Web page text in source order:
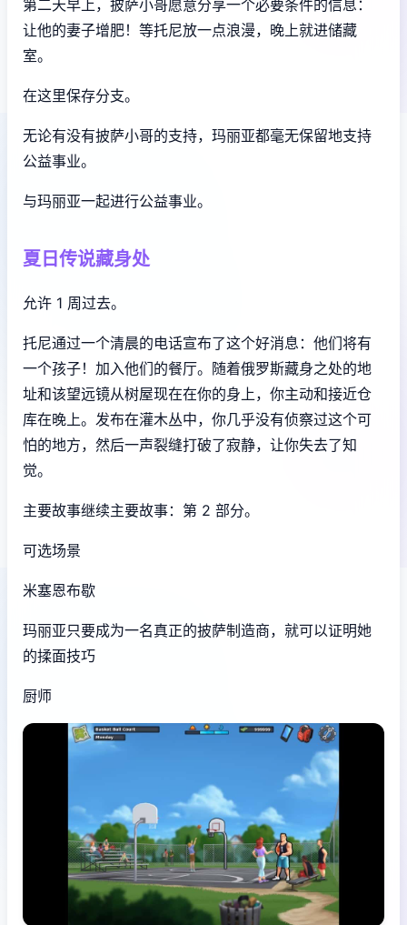
第二天早上，披萨小哥愿意分享一个必要条件的信息：
让他的妻子增肥！等托尼放一点浪漫，晚上就进储藏
室。
在这里保存分支。
无论有没有披萨小哥的支持，玛丽亚都毫无保留地支持
公益事业。
与玛丽亚一起进行公益事业。
夏日传说藏身处
允许 1 周过去。
托尼通过一个清晨的电话宣布了这个好消息：他们将有
一个孩子！加入他们的餐厅。随着俄罗斯藏身之处的地
址和该望远镜从树屋现在在你的身上，你主动和接近仓
库在晚上。发布在灌木丛中，你几乎没有侦察过这个可
怕的地方，然后一声裂缝打破了寂静，让你失去了知
觉。
主要故事继续主要故事：第 2 部分。
可选场景
米塞恩布歇
玛丽亚只要成为一名真正的披萨制造商，就可以证明她
的揉面技巧
厨师